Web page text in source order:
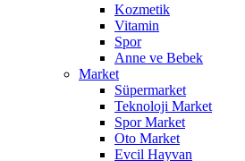
Kozmetik
Vitamin
Spor
Anne ve Bebek
Market
Süpermarket
Teknoloji Market
Spor Market
Oto Market
Evcil Hayvan